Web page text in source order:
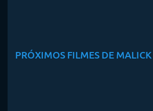
PRÓXIMOS FILMES DE MALICK